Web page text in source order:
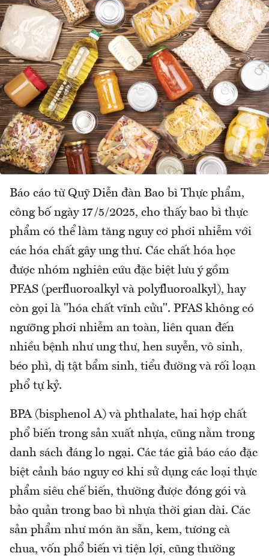
Báo cáo từ Quỹ Diễn đàn Bao bì Thực phẩm,
công bố ngày 17/5/2025, cho thấy bao bì thực
phẩm có thể làm tăng nguy cơ phơi nhiễm với
các hóa chất gây ung thư. Các chất hóa học
được nhóm nghiên cứu đặc biệt lưu ý gồm
PFAS (perfluoroalkyl và polyfluoroalkyl), hay
còn gọi là "hóa chất vĩnh cửu". PFAS không có
ngưỡng phơi nhiễm an toàn, liên quan đến
nhiều bệnh như ung thư, hen suyễn, vô sinh,
béo phì, dị tật bẩm sinh, tiểu đường và rối loạn
phổ tự kỷ.
BPA (bisphenol A) và phthalate, hai hợp chất
phổ biến trong sản xuất nhựa, cũng nằm trong
danh sách đáng lo ngại. Các tác giả báo cáo đặc
biệt cảnh báo nguy cơ khi sử dụng các loại thực
phẩm siêu chế biến, thường được đóng gói và
bảo quản trong bao bì nhựa thời gian dài. Các
sản phẩm như món ăn sẵn, kem, tương cà
chua, vốn phổ biến vì tiện lợi, cũng thường